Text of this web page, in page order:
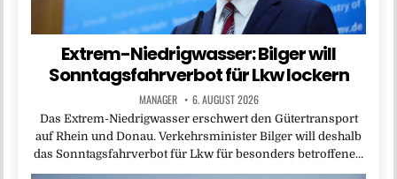
Extrem-Niedrigwasser: Bilger will
Sonntagsfahrverbot für Lkw lockern
MANAGER 6. AUGUST 2026
Das Extrem-Niedrigwasser erschwert den Gütertransport
auf Rhein und Donau. Verkehrsminister Bilger will deshalb
das Sonntagsfahrverbot für Lkw für besonders betroffene…